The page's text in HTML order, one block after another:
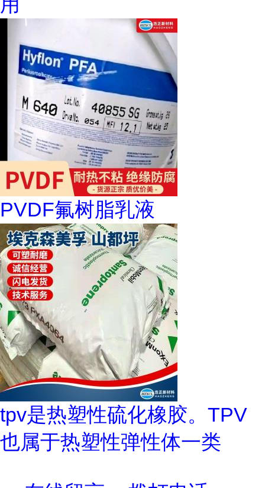
PVDF氟树脂乳液
tpv是热塑性硫化橡胶。TPV
也属于热塑性弹性体一类